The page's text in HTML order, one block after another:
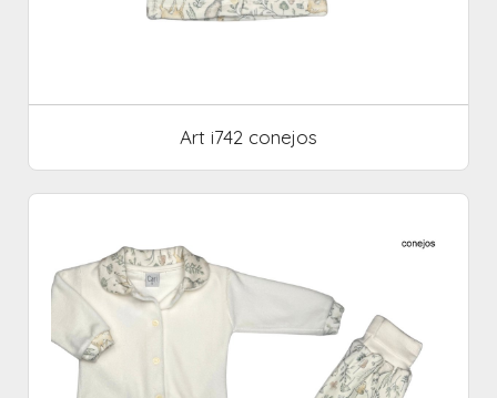
Art i742 conejos